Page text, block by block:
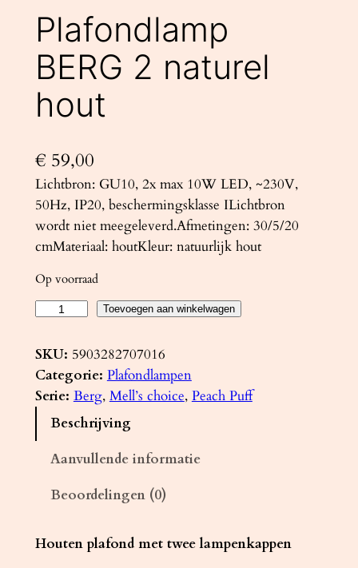
Plafondlamp
BERG 2 naturel
hout
€ 59,00
Lichtbron: GU10, 2x max 10W LED, ~230V,
50Hz, IP20, beschermingsklasse ILichtbron
wordt niet meegeleverd.Afmetingen: 30/5/20
cmMateriaal: houtKleur: natuurlijk hout
Op voorraad
a
f
o
B
Toevoegen aan winkelwagen
SKU: 5903282707016
Categorie: Plafondlampen
Serie: Berg, Mell’s choice, Peach Puff
Beschrijving
Aanvullende informatie
Beoordelingen (0)
Houten plafond met twee lampenkappen